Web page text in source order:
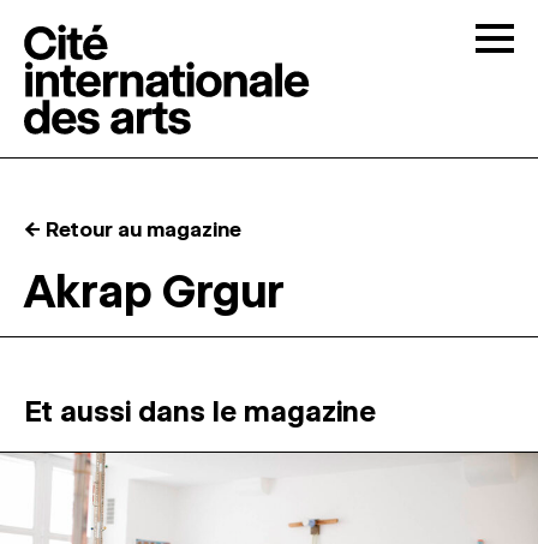
RÉSIDENCES ↓
ATELIERS OUVERTS
PROGRAMMATION
← Retour au magazine
Akrap Grgur
Et aussi dans le magazine